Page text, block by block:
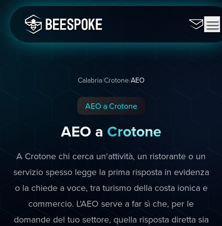
Calabria/Crotone/AEO
AEO a Crotone
AEO a Crotone
A Crotone chi cerca un'attività, un ristorante o un
servizio spesso legge la prima risposta in evidenza
o la chiede a voce, tra turismo della costa ionica e
commercio. L'AEO serve a far sì che, per le
domande del tuo settore, quella risposta diretta sia